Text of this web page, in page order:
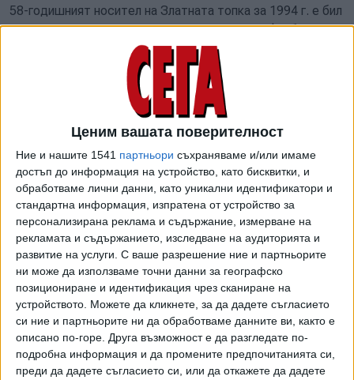
Ценим вашата поверителност
Ние и нашите 1541 партньори съхраняваме и/или имаме
достъп до информация на устройство, като бисквитки, и
обработваме лични данни, като уникални идентификатори и
стандартна информация, изпратена от устройство за
персонализирана реклама и съдържание, измерване на
рекламата и съдържанието, изследване на аудиторията и
развитие на услуги. С ваше разрешение ние и партньорите
ни може да използваме точни данни за географско
позициониране и идентификация чрез сканиране на
устройството. Можете да кликнете, за да дадете съгласието
си ние и партньорите ни да обработваме данните ви, както е
описано по-горе. Друга възможност е да разгледате по-
подробна информация и да промените предпочитанията си,
преди да дадете съгласието си, или да откажете да дадете
58-годишният носител на Златната топка за 1994 г. е бил
поканен лично от президента на световната футболна
асоциация Джани Инфантино по време на олимпийските
„За мен е огромна чест да приема поканата на Джани
Инфантино да работя за ФИФА. В световната централа
ще представлявам и себе си, и България. Футболът ми